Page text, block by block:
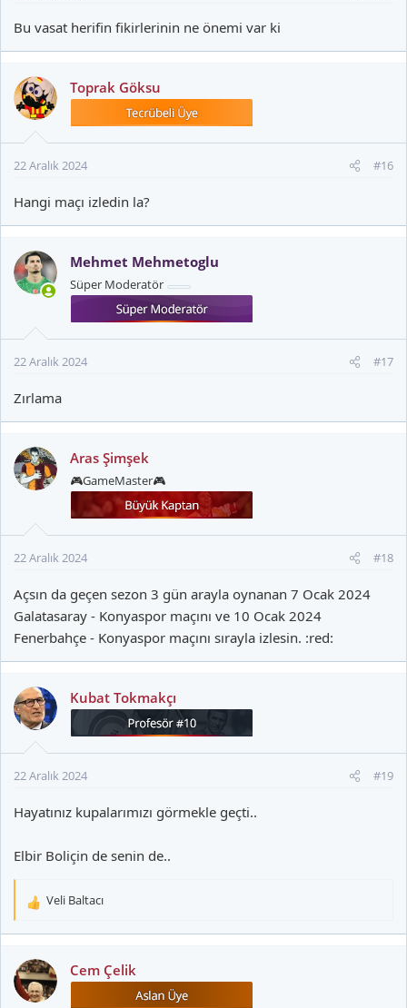
Bu vasat herifin fikirlerinin ne önemi var ki
Toprak Göksu
22 Aralık 2024 #16
Hangi maçı izledin la?
Mehmet Mehmetoglu
Süper Moderatör
22 Aralık 2024 #17
Zırlama
Aras Şimşek
🎮GameMaster🎮
22 Aralık 2024 #18
Açsın da geçen sezon 3 gün arayla oynanan 7 Ocak 2024
Galatasaray - Konyaspor maçını ve 10 Ocak 2024
Fenerbahçe - Konyaspor maçını sırayla izlesin. :red:
Kubat Tokmakçı
22 Aralık 2024 #19
Hayatınız kupalarımızı görmekle geçti..
Elbir Boliçin de senin de..
T
k
i
l
Veli Baltacı
Cem Çelik